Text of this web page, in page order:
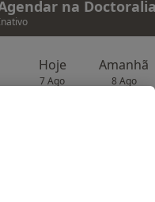
na Doctoralia
Hoje
7 Ago
Amanhã
8 Ago
Esse
agendamento
Solicite